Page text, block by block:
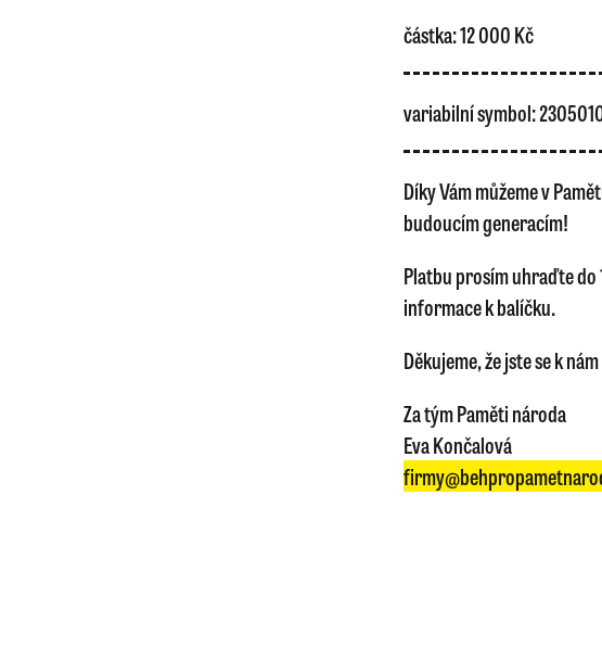
částka: 12 000 Kč
variabilní symbol:
Díky Vám můžeme v
budoucím generacím!
Platbu prosím uhraďte do
informace k balíčku.
Děkujeme, že jste se k
Za tým Paměti národa
Eva Končalová